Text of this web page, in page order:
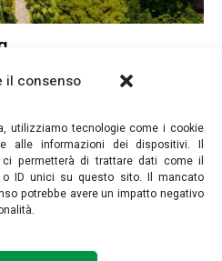
il consenso
utilizziamo tecnologie come i cookie
alle informazioni dei dispositivi. Il
permetterà di trattare dati come il
ID unici su questo sito. Il mancato
potrebbe avere un impatto negativo